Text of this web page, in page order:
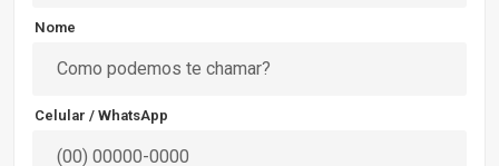
Nome
Celular / WhatsApp